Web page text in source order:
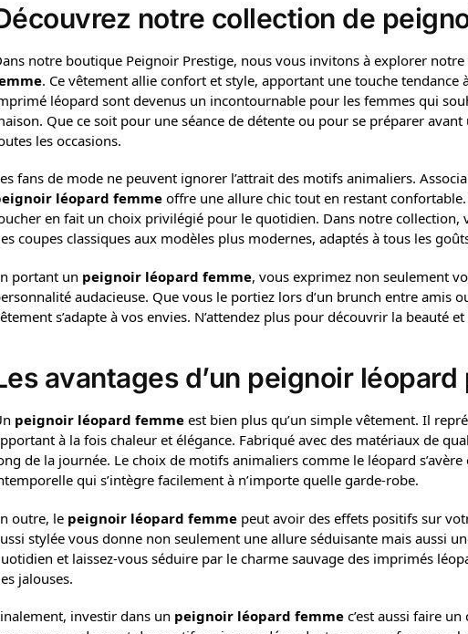
notre collection de
notre boutique Peignoir Prestige, nous vous invitons à explorer
. Ce vêtement allie confort et style, apportant une touche tendance
léopard sont devenus un incontournable pour les femmes qui
Que ce soit pour une séance de détente ou pour se préparer
les occasions.
fans de mode ne peuvent ignorer l’attrait des motifs animaliers.
léopard femmeoffre une allure chic tout en restant confortable.
en fait un choix privilégié pour le quotidien. Dans notre collection,
coupes classiques aux modèles plus modernes, adaptés à tous les
portant un peignoir léopard femme, vous exprimez non seulement
audacieuse. Que vous le portiez lors d’un brunch entre amis
s’adapte à vos envies. N’attendez plus pour découvrir la beauté
avantages d’un peignoir
peignoir léopard femmeest bien plus qu’un simple vêtement. Il
à la fois chaleur et élégance. Fabriqué avec des matériaux de
de la journée. Le choix de motifs animaliers comme le léopard
qui s’intègre facilement à n’importe quelle garde-robe.
outre, le peignoir léopard femmepeut avoir des effets positifs sur
stylée vous donne non seulement une allure séduisante mais aussi
et laissez-vous séduire par le charme sauvage des imprimés
jalouses.
investir dans un peignoir léopard femmec’est aussi faire